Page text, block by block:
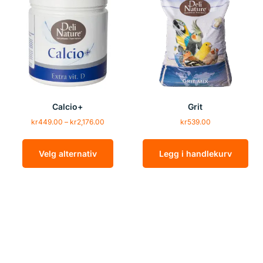
Calcio+
kr449.00 – kr2,176.00
Velg alternativ
Grit
kr539.00
Legg i handlekurv